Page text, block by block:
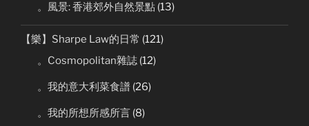
。風景: 香港郊外自然景點 (13)
【樂】Sharpe Law的日常 (121)
。Cosmopolitan雜誌 (12)
。我的意大利菜食譜 (26)
。我的所想所感所言 (8)